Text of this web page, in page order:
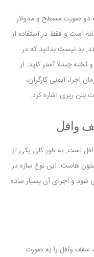
دو صورت مسطح و مدولار
است و فقط در استفاده از
بد نیست بدانید که در
چندلا آستر کنید. از
اجرا، ایمنی کارگران،
بتن ریزی اشاره کرد.
وافل
است. به طور کلی یکی از
هاست. این نوع سازه در
۱۲ متر استفاده می شود و اجرای آن بسیار ساده
سقف وافل را به صورت